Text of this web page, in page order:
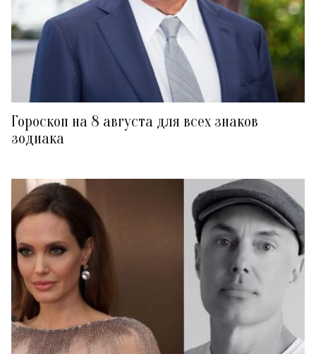
Гороскоп на 8 августа для всех знаков
зодиака